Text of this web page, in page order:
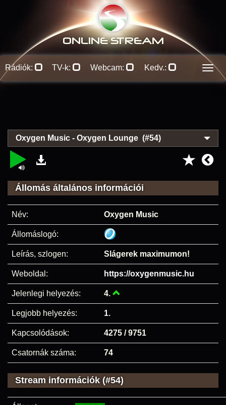
ONLINE STREAM
Rádiók: TV-k: Webcam: Kedv.:
Oxygen Music - Oxygen Lounge (#54)
Állomás általános információi
Név: Oxygen Music
Állomáslogó:
Leírás, szlogen: Slágerek maximumon!
Weboldal: https://oxygenmusic.hu
Jelenlegi helyezés: 4.
Legjobb helyezés: 1.
Kapcsolódások: 4275 / 9751
Csatornák száma: 74
Stream információk (#54)